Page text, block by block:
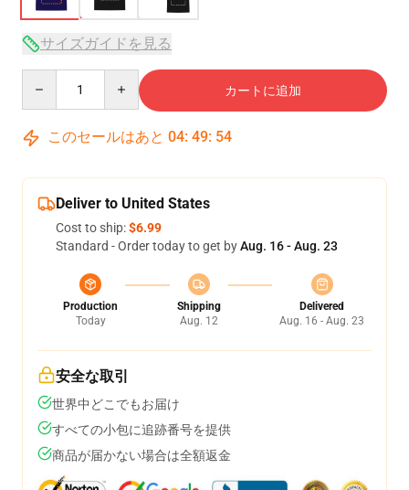
サイズガイドを見る
カートに追加
このセールはあと 04: 49: 54
Deliver to United States
Cost to ship:$6.99
Standard - Order today to get byAug. 16 - Aug. 23
Production
Today
Shipping
Aug. 12
Delivered
Aug. 16 - Aug. 23
安全な取引
世界中どこでもお届け
すべての小包に追跡番号を提供
商品が届かない場合は全額返金